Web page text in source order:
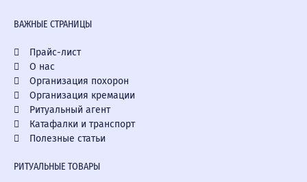
ВАЖНЫЕ СТРАНИЦЫ
Прайс-лист
О нас
Организация похорон
Организация кремации
Ритуальный агент
Катафалки и транспорт
Полезные статьи
РИТУАЛЬНЫЕ ТОВАРЫ